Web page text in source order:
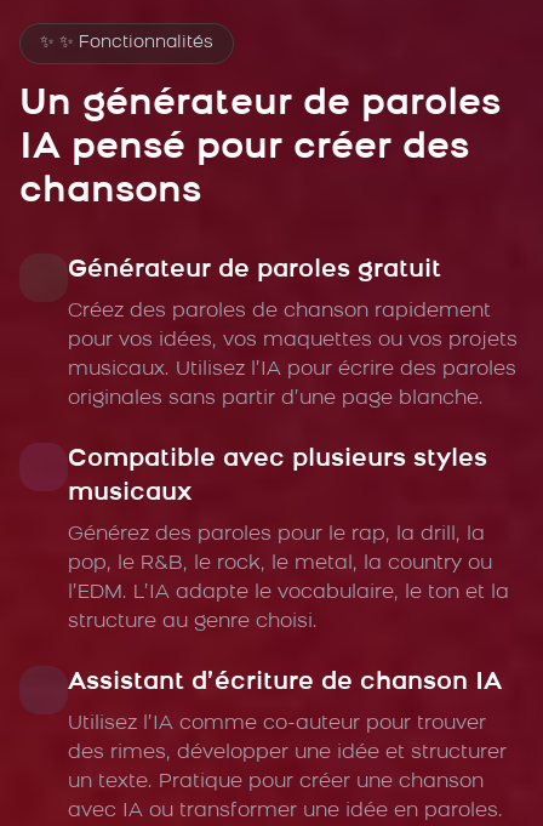
✨ ✨ Fonctionnalités
Un générateur de paroles
IA pensé pour créer des
chansons
Générateur de paroles gratuit
Créez des paroles de chanson rapidement
pour vos idées, vos maquettes ou vos projets
musicaux. Utilisez l’IA pour écrire des paroles
originales sans partir d’une page blanche.
Compatible avec plusieurs styles
musicaux
Générez des paroles pour le rap, la drill, la
pop, le R&B, le rock, le metal, la country ou
l’EDM. L’IA adapte le vocabulaire, le ton et la
structure au genre choisi.
Assistant d’écriture de chanson IA
Utilisez l’IA comme co-auteur pour trouver
des rimes, développer une idée et structurer
un texte. Pratique pour créer une chanson
avec IA ou transformer une idée en paroles.